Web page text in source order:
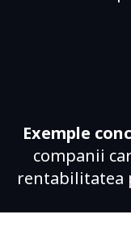
Exemple
companii
rentabilitatea